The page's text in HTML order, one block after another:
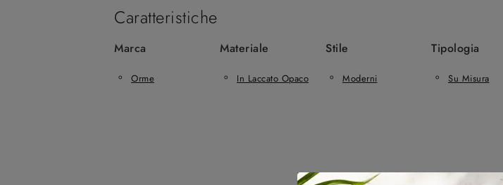
Caratteristiche
Marca
Orme
Materiale
In Laccato Opaco
Stile
Moderni
Tipologia
Su Misura